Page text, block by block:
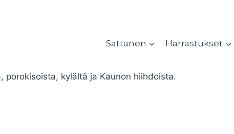
Sattanen Harrastukset
porokisoista, kylältä ja Kaunon hiihdoista.